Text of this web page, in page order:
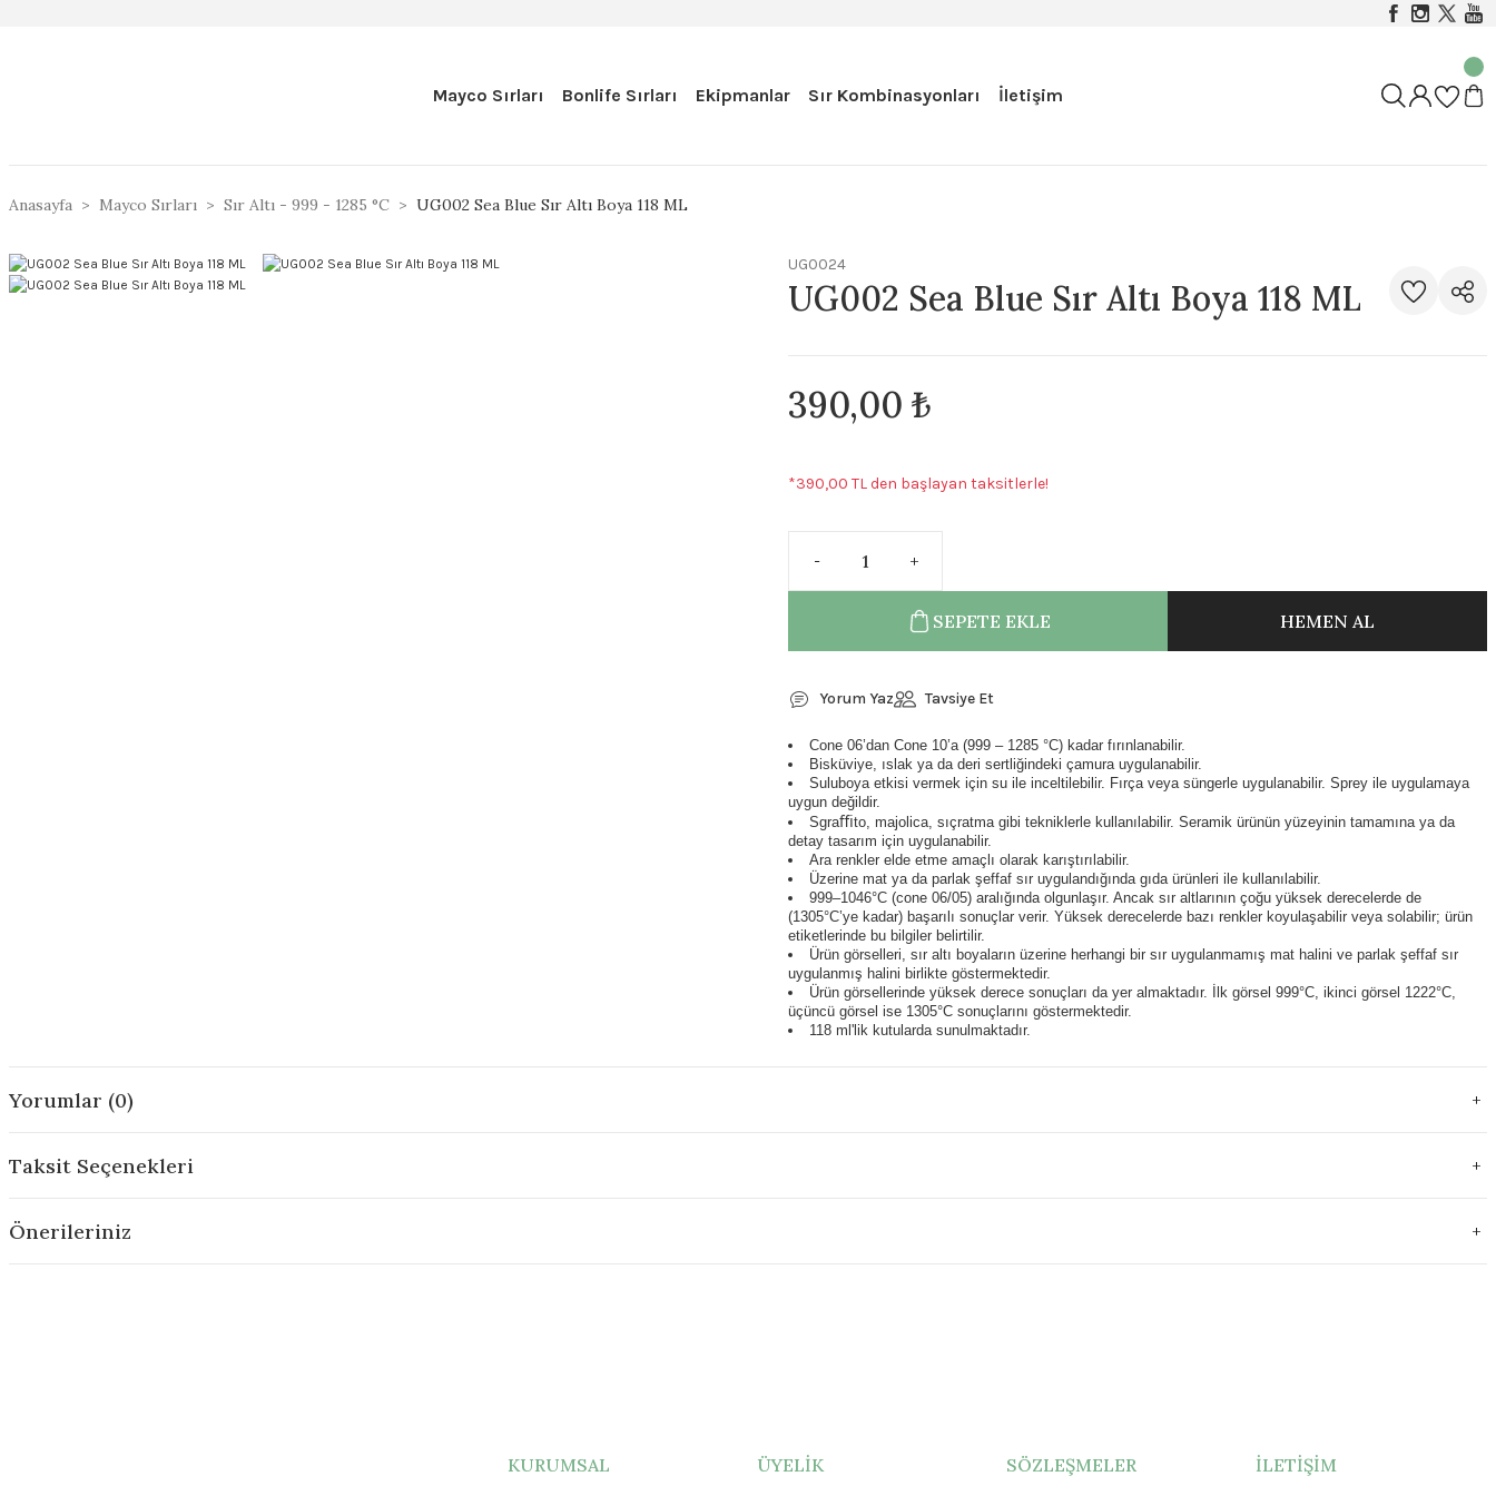
Mayco Sırları Bonlife Sırları Ekipmanlar Sır Kombinasyonları İletişim
Anasayfa Mayco Sırları Sır Altı - 999 - 1285 °C UG002 Sea Blue Sır Altı Boya 118 ML
UG0024
UG002 Sea Blue Sır Altı Boya 118 ML
390,00 ₺
*390,00 TL den başlayan taksitlerle!
SEPETE EKLE HEMEN AL
Yorum Yaz Tavsiye Et
Cone 06’dan Cone 10’a (999 – 1285 °C) kadar fırınlanabilir.
Bisküviye, ıslak ya da deri sertliğindeki çamura uygulanabilir.
Suluboya etkisi vermek için su ile inceltilebilir. Fırça veya süngerle uygulanabilir. Sprey ile uygulamaya
uygun değildir.
Sgraﬃto, majolica, sıçratma gibi tekniklerle kullanılabilir. Seramik ürünün yüzeyinin tamamına ya da
detay tasarım için uygulanabilir.
Ara renkler elde etme amaçlı olarak karıştırılabilir.
Üzerine mat ya da parlak şeffaf sır uygulandığında gıda ürünleri ile kullanılabilir.
999–1046°C (cone 06/05) aralığında olgunlaşır. Ancak sır altlarının çoğu yüksek derecelerde de
(1305°C’ye kadar) başarılı sonuçlar verir. Yüksek derecelerde bazı renkler koyulaşabilir veya solabilir; ürün
etiketlerinde bu bilgiler belirtilir.
Ürün görselleri, sır altı boyaların üzerine herhangi bir sır uygulanmamış mat halini ve parlak şeffaf sır
uygulanmış halini birlikte göstermektedir.
Ürün görsellerinde yüksek derece sonuçları da yer almaktadır. İlk görsel 999°C, ikinci görsel 1222°C,
üçüncü görsel ise 1305°C sonuçlarını göstermektedir.
118 ml'lik kutularda sunulmaktadır.
Yorumlar (0)
Taksit Seçenekleri
Önerileriniz
KURUMSAL ÜYELİK SÖZLEŞMELER İLETİŞİM